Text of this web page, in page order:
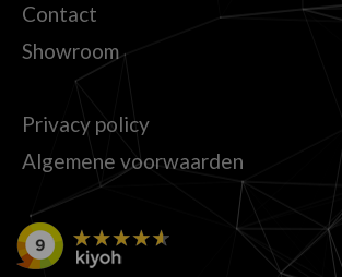
Contact
Showroom
Privacy policy
Algemene voorwaarden